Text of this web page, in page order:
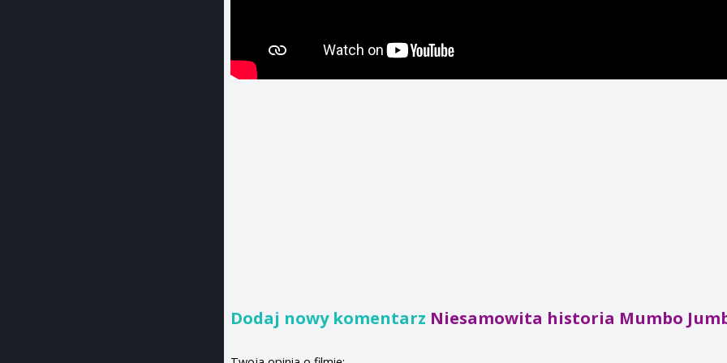
Dodaj nowy komentarz Niesamowita historia Mumbo